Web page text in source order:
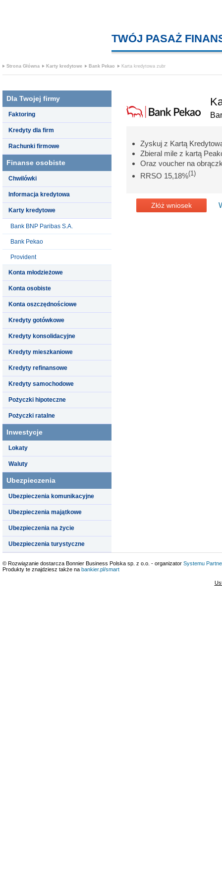
TWÓJ PASAŻ
Strona Główna Karty kredytowe Bank Pekao Karta kredytowa zubr
Dla Twojej firmy
Faktoring
Kredyty dla firm
Rachunki firmowe
Finanse osobiste
Chwilówki
Informacja kredytowa
Karty kredytowe
Bank BNP Paribas S.A.
Bank Pekao
Provident
Konta młodzieżowe
Konta osobiste
Konta oszczędnościowe
Kredyty gotówkowe
Kredyty konsolidacyjne
Kredyty mieszkaniowe
Kredyty refinansowe
Kredyty samochodowe
Pożyczki hipoteczne
Pożyczki ratalne
Inwestycje
Lokaty
Waluty
Ubezpieczenia
Ubezpieczenia komunikacyjne
Ubezpieczenia majątkowe
Ubezpieczenia na życie
Ubezpieczenia turystyczne
Zyskuj z Kartą
Zbieral mile z kartą
Oraz voucher na
RRSO 15,18%(1)
Złóż wniosek
© Rozwiązanie dostarcza Bonnier Business Polska sp. z o.o. - organizator Systemu
Produkty te znajdziesz także na bankier.pl/smart